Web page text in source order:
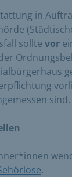
in
sollte vor
sind.
.